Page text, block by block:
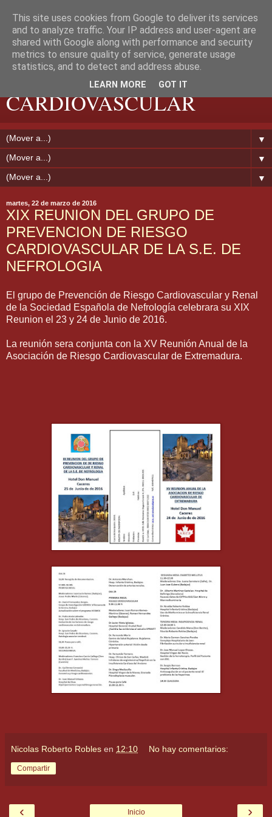
EXTREMADURA
CARDIOVASCULAR
▼
▼
▼
martes, 22 de marzo de 2016
XIX REUNION DEL GRUPO DE
PREVENCION DE RIESGO
CARDIOVASCULAR DE LA S.E. DE
NEFROLOGIA
El grupo de Prevención de Riesgo Cardiovascular y Renal
de la Sociedad Española de Nefrología celebrara su XIX
Reunion el 23 y 24 de Junio de 2016.
La reunión sera conjunta con la XV Reunión Anual de la
Asociación de Riesgo Cardiovascular de Extremadura.
Nicolas Roberto Robles en 12:10 No hay comentarios:
Compartir
‹ ›
Inicio
This site uses cookies from Google to deliver its services
and to analyze traffic. Your IP address and user-agent are
shared with Google along with performance and security
metrics to ensure quality of service, generate usage
statistics, and to detect and address abuse.
LEARN MORE GOT IT